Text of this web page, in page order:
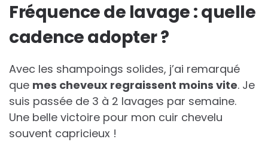
Fréquence de lavage : quelle
cadence adopter ?
Avec les shampoings solides, j’ai remarqué
que mes cheveux regraissent moins vite. Je
suis passée de 3 à 2 lavages par semaine.
Une belle victoire pour mon cuir chevelu
souvent capricieux !